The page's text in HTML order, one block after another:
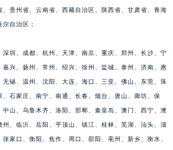
贵州省、云南省、西藏自治区、陕西省、甘肃省、青海
自治区；
圳、成都、杭州、天津、南京、重庆、郑州、长沙、宁
兴、扬州、常州、绍兴、徐州、盐城、泰州、济南、惠
锡、温州、沈阳、大连、海口、三亚、佛山、东莞、珠
石家庄、南宁、南通、长春、烟台、唐山、廊坊、保
山、乌鲁木齐、洛阳、邯郸、秦皇岛、澳门、西宁、潍
、临沂、岳阳、平顶山、镇江、桂林、芜湖、汕头、淄
家口、衡阳、焦作、周口、邵阳、亳州、新乡、衡水、